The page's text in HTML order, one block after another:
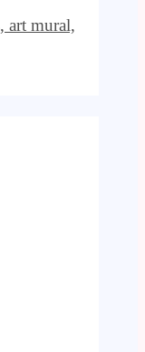
art mural,